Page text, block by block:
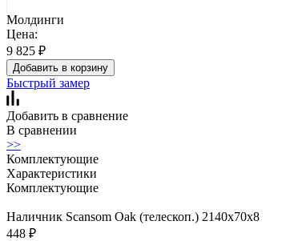
Молдинги
Цена:
9 825 ₽
Добавить в корзину
Быстрый замер
Добавить в сравнение
В сравнении
>>
Комплектующие
Характеристики
Комплектующие
Наличник Scansom Oak (телескоп.) 2140x70x8
448 ₽